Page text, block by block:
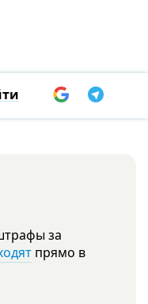
за
прямо в